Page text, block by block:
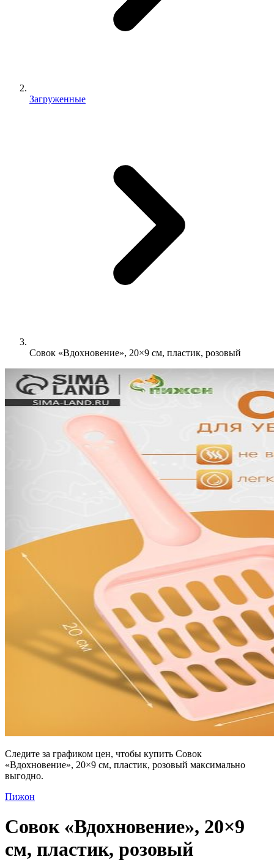
Загруженные
Совок «Вдохновение», 20×9 см, пластик, розовый
Следите за графиком цен, чтобы купить Совок
«Вдохновение», 20×9 см, пластик, розовый максимально
выгодно.
Пижон
Совок «Вдохновение», 20×9
см, пластик, розовый